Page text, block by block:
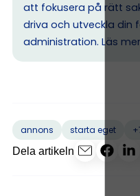
att fokusera på rätt
driva och utveckla din
administration. Läs
annons starta eget
Dela artikeln